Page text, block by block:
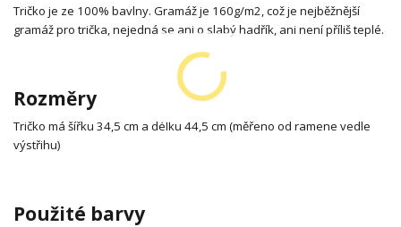
Tričko je ze 100% bavlny. Gramáž je 160g/m2, což je nejběžnější
gramáž pro trička, nejedná se ani o slabý hadřík, ani není příliš teplé.
Rozměry
Tričko má šířku 34,5 cm a délku 44,5 cm (měřeno od ramene vedle
výstřihu)
Použité barvy